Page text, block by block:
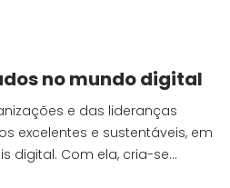
no mundo digital
e das lideranças
excelentes e sustentáveis, em
digital. Com ela, cria-se
atendem e integram os